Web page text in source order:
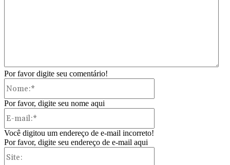
Por favor digite seu comentário!
Por favor, digite seu nome aqui
Você digitou um endereço de e-mail incorreto!
Por favor, digite seu endereço de e-mail aqui